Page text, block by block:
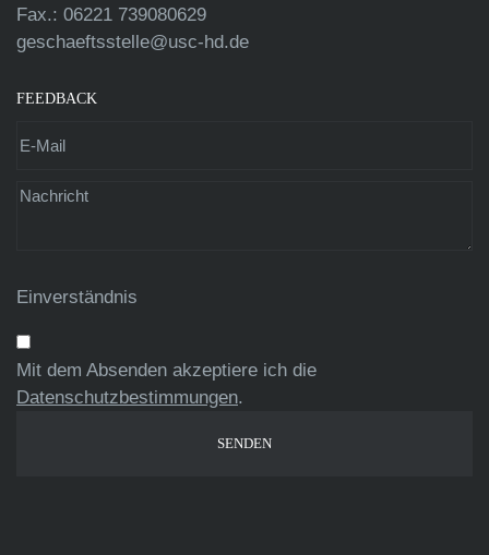
Fax.: 06221 739080629
geschaeftsstelle@usc-hd.de
FEEDBACK
Einverständnis
Mit dem Absenden akzeptiere ich die
Datenschutzbestimmungen.